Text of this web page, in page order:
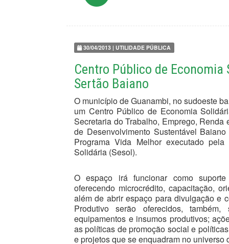
30/04/2013 | UTILIDADE PÚBLICA
Centro Público de
Sertão Baiano
O município de Guanambi, no sudoeste
um Centro Público de Economia
Secretaria do Trabalho, Emprego,
de Desenvolvimento Sustentável
Programa Vida Melhor executado
Solidária (Sesol).
O espaço irá funcionar como
oferecendo microcrédito, capacitação,
além de abrir espaço para divulgação e
Produtivo serão oferecidos,
equipamentos e insumos produtivos;
as políticas de promoção social e
e projetos que se enquadram no universo